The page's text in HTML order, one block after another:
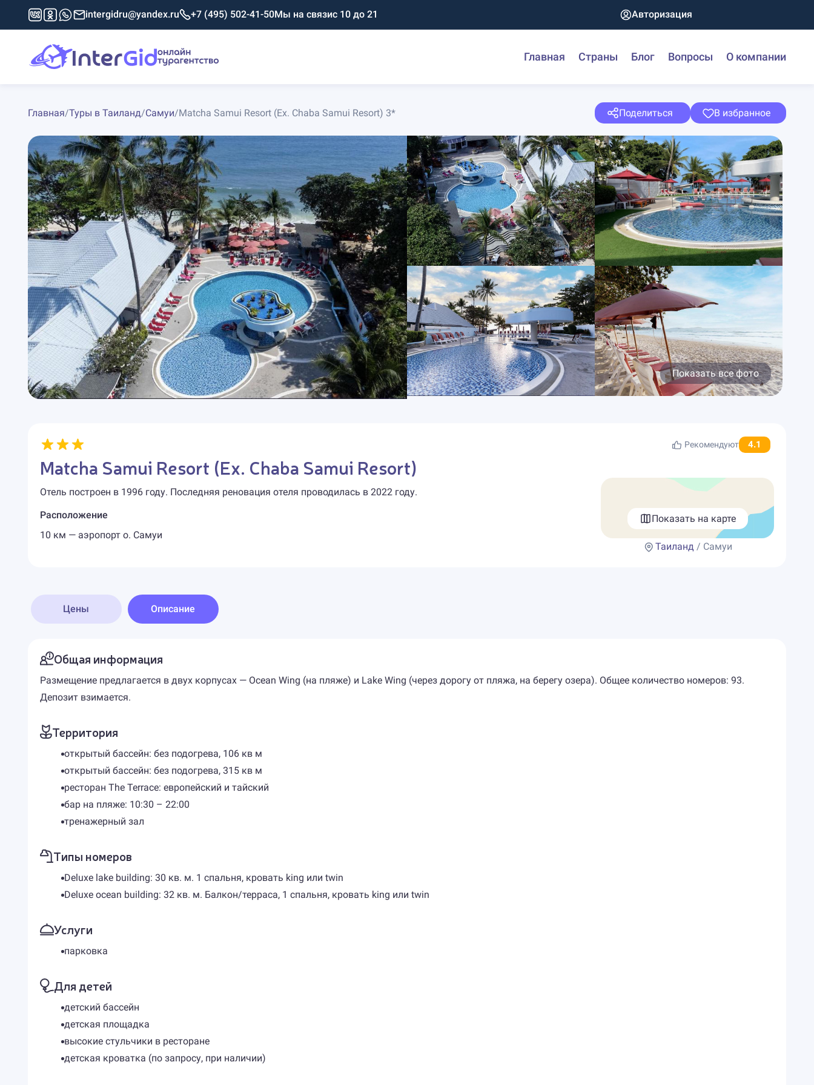
intergidru@yandex.ru +7 (495) 502-41-50Мы на связис 10 до 21 Авторизация
Главная Страны Блог Вопросы О компании
Главная/Туры в Таиланд/Самуи/Matcha Samui Resort (Ex. Chaba Samui Resort) 3* Поделиться В избранное
Показать все фото
Рекомендуют 4.1
Matcha Samui Resort (Ex. Chaba Samui Resort)
Отель построен в 1996 году. Последняя реновация отеля проводилась в 2022 году.
Расположение
10 км — аэропорт о. Самуи
Показать на карте
Таиланд / Самуи
Цены Описание
Общая информация
Размещение предлагается в двух корпусах — Ocean Wing (на пляже) и Lake Wing (через дорогу от пляжа, на берегу озера). Общее количество номеров: 93.
Депозит взимается.
Территория
открытый бассейн: без подогрева, 106 кв м
открытый бассейн: без подогрева, 315 кв м
ресторан The Terrace: европейский и тайский
бар на пляже: 10:30 – 22:00
тренажерный зал
Типы номеров
Deluxe lake building: 30 кв. м. 1 спальня, кровать king или twin
Deluxe ocean building: 32 кв. м. Балкон/терраса, 1 спальня, кровать king или twin
Услуги
парковка
Для детей
детский бассейн
детская площадка
высокие стульчики в ресторане
детская кроватка (по запросу, при наличии)